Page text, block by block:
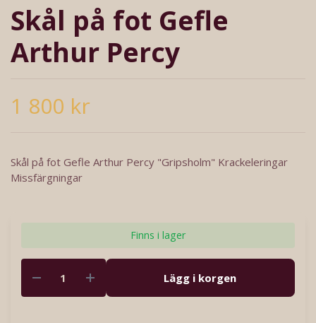
Skål på fot Gefle
Arthur Percy
1 800 kr
Skål på fot Gefle Arthur Percy "Gripsholm" Krackeleringar
Missfärgningar
Finns i lager
Lägg i korgen